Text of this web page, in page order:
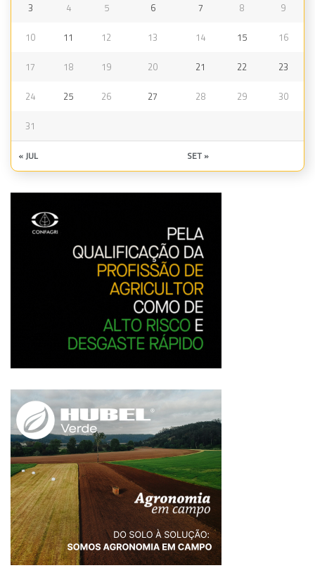
3 4 5 6 7 8 9
10 11 12 13 14 15 16
17 18 19 20 21 22 23
24 25 26 27 28 29 30
31
« JUL SET »